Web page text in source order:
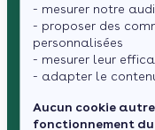
- mesurer notre
- proposer des
personnalisées
- mesurer leur
- adapter le
Aucun cookie
fonctionnement du